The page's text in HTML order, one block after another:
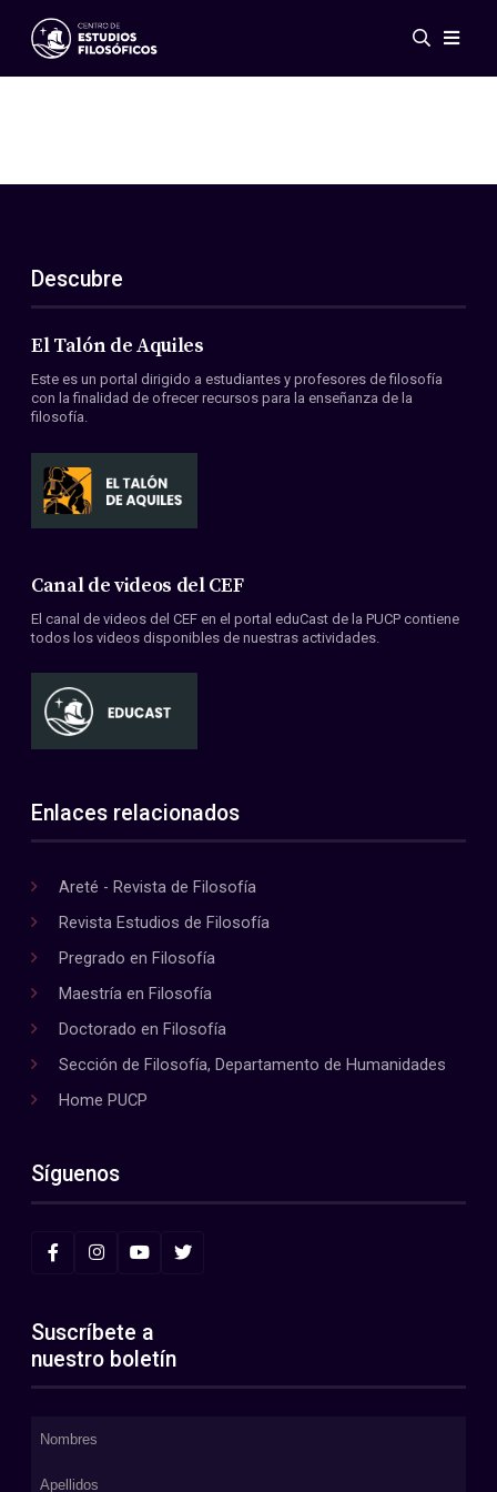
Eventos
ES
EN
Acerca de nosotros
Miembros
Convenios
Descubre
El Talón de Aquiles
Este es un portal dirigido a estudiantes y profesores de filosofía
con la finalidad de ofrecer recursos para la enseñanza de la
filosofía.
Canal de videos del CEF
El canal de videos del CEF en el portal eduCast de la PUCP contiene
todos los videos disponibles de nuestras actividades.
Enlaces relacionados
Areté - Revista de Filosofía
Revista Estudios de Filosofía
Pregrado en Filosofía
Maestría en Filosofía
Doctorado en Filosofía
Sección de Filosofía, Departamento de Humanidades
Home PUCP
Síguenos
Suscríbete a
nuestro boletín